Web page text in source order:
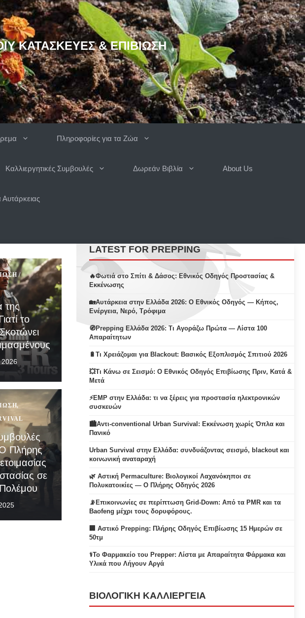
ΚΑΤΑΣΚΕΥΈΣ & ΕΠΙΒΊΩΣΗ
Πληροφορίες για τα Ζώα
Καλλιεργητικές Συμβουλές Δωρεάν Βιβλία About Us
Αυτάρκειας
/
της
το
2026
,
Πλήρης
σε
LATEST FOR PREPPING
🔥Φωτιά στο Σπίτι & Δάσος: Εθνικός Οδηγός Προστασίας &
Εκκένωσης
🏡Αυτάρκεια στην Ελλάδα 2026: Ο Εθνικός Οδηγός — Κήπος,
Ενέργεια, Νερό, Τρόφιμα
🧭Prepping Ελλάδα 2026: Τι Αγοράζω Πρώτα — Λίστα 100
Απαραίτητων
🔋Τι Χρειάζομαι για Blackout: Βασικός Εξοπλισμός Σπιτιού 2026
💥Τι Κάνω σε Σεισμό: Ο Εθνικός Οδηγός Επιβίωσης Πριν, Κατά &
Μετά
⚡EMP στην Ελλάδα: τι να ξέρεις για προστασία ηλεκτρονικών
συσκευών
🏙️Αντι-conventional Urban Survival: Εκκένωση χωρίς Όπλα και
Πανικό
Urban Survival στην Ελλάδα: συνδυάζοντας σεισμό, blackout και
κοινωνική αναταραχή
🌿 Αστική Permaculture: Βιολογικοί Λαχανόκηποι σε
Πολυκατοικίες — Ο Πλήρης Οδηγός 2026
📡Επικοινωνίες σε περίπτωση Grid-Down: Από τα PMR και τα
Baofeng μέχρι τους δορυφόρους.
🏢 Αστικό Prepping: Πλήρης Οδηγός Επιβίωσης 15 Ημερών σε
50τμ
⚕️Το Φαρμακείο του Prepper: Λίστα με Απαραίτητα Φάρμακα και
Υλικά που Λήγουν Αργά
ΒΙΟΛΟΓΙΚΗ ΚΑΛΛΙΕΡΓΕΙΑ